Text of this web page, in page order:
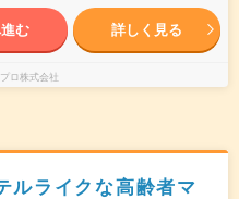
む 詳しく見る
ロ株式会社
ルライクな高齢者マ